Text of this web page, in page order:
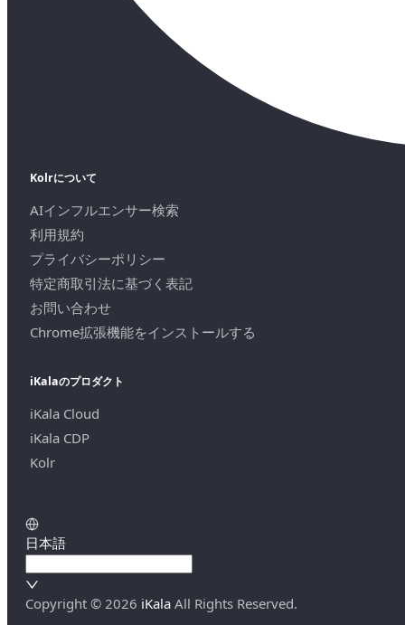
Kolrについて
AIインフルエンサー検索
利用規約
プライバシーポリシー
特定商取引法に基づく表記
お問い合わせ
Chrome拡張機能をインストールする
iKalaのプロダクト
iKala Cloud
iKala CDP
Kolr
日本語
Copyright © 2026 iKala All Rights Reserved.